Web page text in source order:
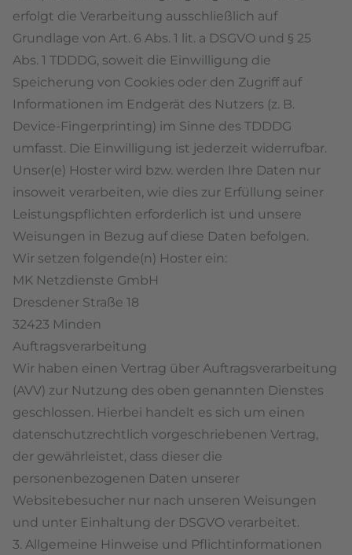
erfolgt die Verarbeitung ausschließlich auf
Grundlage von Art. 6 Abs. 1 lit. a DSGVO und § 25
Abs. 1 TDDDG, soweit die Einwilligung die
Speicherung von Cookies oder den Zugriff auf
Informationen im Endgerät des Nutzers (z. B.
Device-Fingerprinting) im Sinne des TDDDG
umfasst. Die Einwilligung ist jederzeit widerrufbar.
Unser(e) Hoster wird bzw. werden Ihre Daten nur
insoweit verarbeiten, wie dies zur Erfüllung seiner
Leistungspflichten erforderlich ist und unsere
Weisungen in Bezug auf diese Daten befolgen.
Wir setzen folgende(n) Hoster ein:
MK Netzdienste GmbH
Dresdener Straße 18
32423 Minden
Auftragsverarbeitung
Wir haben einen Vertrag über Auftragsverarbeitung
(AVV) zur Nutzung des oben genannten Dienstes
geschlossen. Hierbei handelt es sich um einen
datenschutzrechtlich vorgeschriebenen Vertrag,
der gewährleistet, dass dieser die
personenbezogenen Daten unserer
Websitebesucher nur nach unseren Weisungen
und unter Einhaltung der DSGVO verarbeitet.
3. Allgemeine Hinweise und Pflicht­informationen